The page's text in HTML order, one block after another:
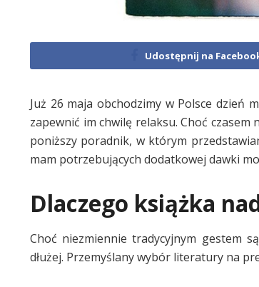
Udostępnij na
Już 26 maja obchodzimy w Polsce dzień
zapewnić im chwilę relaksu. Choć
poniższy poradnik, w którym
mam potrzebujących dodatkowej dawki
Dlaczego książka
Choć niezmiennie tradycyjnym gestem
dłużej. Przemyślany wybór literatury na